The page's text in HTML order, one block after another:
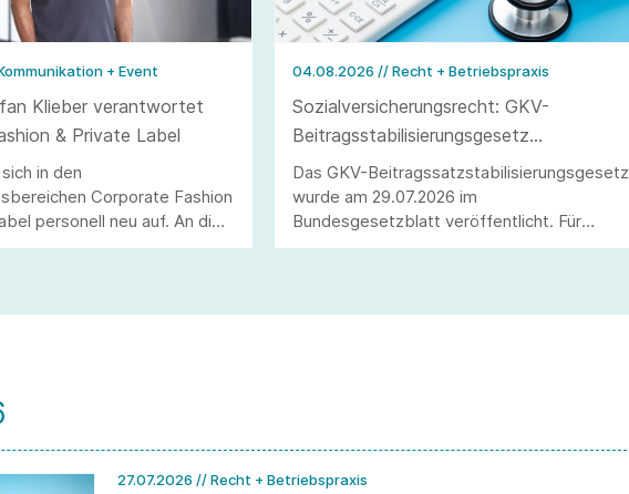
+ Event
Klieber verantwortet
& Private Label
in den
Corporate Fashion
personell neu auf. An die
Telahr rückt der
bei der Modemarke
04.08.2026 // Recht + Betriebspraxis
Sozialversicherungsrecht: GKV-
Beitragsstabilisierungsgesetz
veröffentlicht
Das GKV-Beitragssatzstabilisierungsgesetz
wurde am 29.07.2026 im
Bundesgesetzblatt veröffentlicht. Für
Arbeitgeber ergeben sich wesentliche
Einführung der Teilarbeitsunfähigkeit.
27.07.2026 // Recht + Betriebspraxis